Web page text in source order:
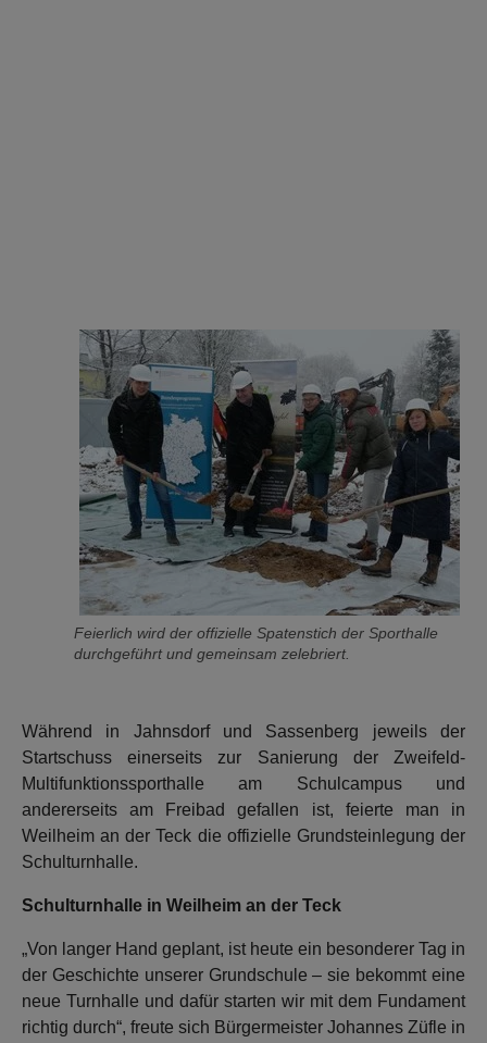
Feierlich wird der offizielle Spatenstich der Sporthalle
durchgeführt und gemeinsam zelebriert.
Während in Jahnsdorf und Sassenberg jeweils der
Startschuss einerseits zur Sanierung der Zweifeld-
Multifunktionssporthalle am Schulcampus und
andererseits am Freibad gefallen ist, feierte man in
Weilheim an der Teck die offizielle Grundsteinlegung der
Schulturnhalle.
Schulturnhalle in Weilheim an der Teck
„Von langer Hand geplant, ist heute ein besonderer Tag in
der Geschichte unserer Grundschule – sie bekommt eine
neue Turnhalle und dafür starten wir mit dem Fundament
richtig durch“, freute sich Bürgermeister Johannes Züfle in